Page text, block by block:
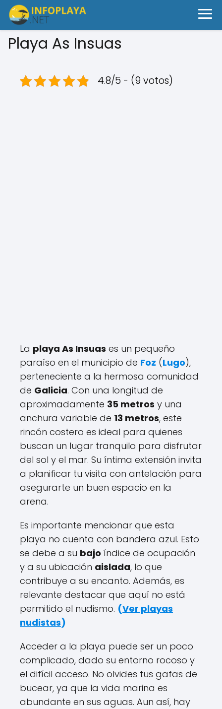
Playa As Insuas
4.8/5 - (9 votos)
La playa As Insuas es un pequeño
paraíso en el municipio de Foz (Lugo),
perteneciente a la hermosa comunidad
de Galicia. Con una longitud de
aproximadamente 35 metros y una
anchura variable de 13 metros, este
rincón costero es ideal para quienes
buscan un lugar tranquilo para disfrutar
del sol y el mar. Su íntima extensión invita
a planificar tu visita con antelación para
asegurarte un buen espacio en la
arena.
Es importante mencionar que esta
playa no cuenta con bandera azul. Esto
se debe a su bajo índice de ocupación
y a su ubicación aislada, lo que
contribuye a su encanto. Además, es
relevante destacar que aquí no está
permitido el nudismo. (Ver playas
nudistas)
Acceder a la playa puede ser un poco
complicado, dado su entorno rocoso y
el difícil acceso. No olvides tus gafas de
bucear, ya que la vida marina es
abundante en sus aguas. Aun así, hay